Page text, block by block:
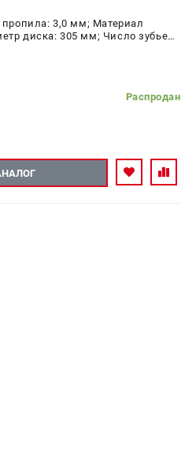
3,0 мм; Материал
диска: 305 мм; Число зубьев:
Распродан